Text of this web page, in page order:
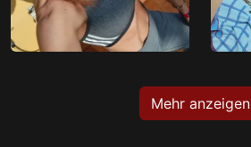
Mehr anzeigen